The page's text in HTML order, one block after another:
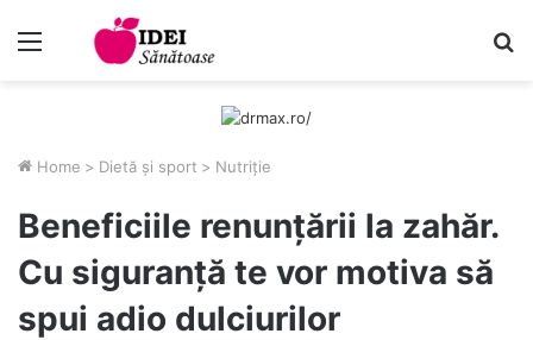
Home > Dietă și sport > Nutriție
Beneficiile renunțării la zahăr.
Cu siguranță te vor motiva să
spui adio dulciurilor